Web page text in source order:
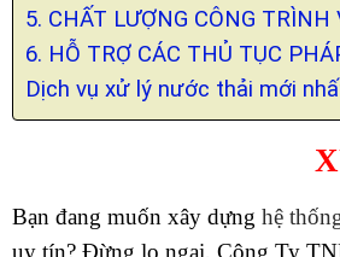
5. CHẤT LƯỢNG CÔNG
6. HỖ TRỢ CÁC THỦ TỤC
Dịch vụ xử lý nước thải mới
Bạn đang muốn xây dựng hệ
uy tín? Đừng lo ngại, Công Ty